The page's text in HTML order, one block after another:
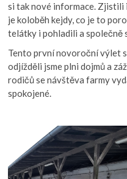
si tak nové informace. Zjistili
je koloběh kejdy, co je to
telátky i pohladili a společně
Tento první novoroční výlet
odjížděli jsme plni dojmů a
rodičů se návštěva farmy
spokojené.